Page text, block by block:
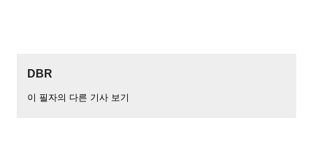
DBR
이 필자의 다른 기사 보기